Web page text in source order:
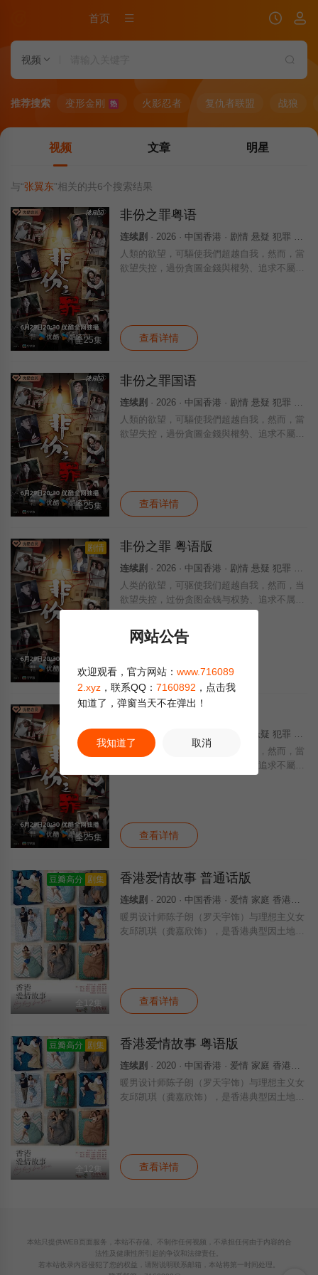
首页
视频
推荐搜索 变形金刚 热 火影忍者 复仇者联盟 战狼
视频 文章 明星
与“张翼东”相关的共6个搜索结果
全25集
非份之罪粤语
连续剧 · 2026 · 中国香港 · 剧情 悬疑 犯罪 香港
人類的欲望，可驅使我們超越自我，然而，當
欲望失控，過份貪圖金錢與權勢、追求不屬於
括
查看详情
全25集
非份之罪国语
连续剧 · 2026 · 中国香港 · 剧情 悬疑 犯罪 香港
人類的欲望，可驅使我們超越自我，然而，當
欲望失控，過份貪圖金錢與權勢、追求不屬於
括
查看详情
剧情
全25集
非份之罪 粤语版
连续剧 · 2026 · 中国香港 · 剧情 悬疑 犯罪 香港
人类的欲望，可驱使我们超越自我，然而，当
欲望失控，过份贪图金钱与权势、追求不属于
自己的爱，非份之想被无限放大，一不经意，
便陷入道德矛盾的深渊，犯下种种「非份之
罪」……新界东重案组接连调查几宗案件，包
查看详情
全25集
非份之罪 国语版
连续剧· 2026 · 中国大陆 · 剧情 悬疑 犯罪 国产
人類的欲望，可驅使我們超越自我，然而，當
欲望失控，過份貪圖金錢與權勢、追求不屬於
括
查看详情
豆瓣高分 剧集
全12集
香港爱情故事 普通话版
连续剧 · 2020 · 中国香港 · 爱情 家庭 香港剧 港澳 香港
暖男设计师陈子朗（罗天宇饰）与理想主义女
友邱凯琪（龚嘉欣饰），是香港典型因土地问
查看详情
豆瓣高分 剧集
全12集
香港爱情故事 粤语版
连续剧 · 2020 · 中国香港 · 爱情 家庭 香港剧 港澳 香港
暖男设计师陈子朗（罗天宇饰）与理想主义女
友邱凯琪（龚嘉欣饰），是香港典型因土地问
查看详情
本站只提供WEB页面服务，本站不存储、不制作任何视频，不承担任何由于内容的合
法性及健康性所引起的争议和法律责任。
若本站收录内容侵犯了您的权益，请附说明联系邮箱，本站将第一时间处理。
网站公告
欢迎观看，官方网站： www.716089
2.xyz ，联系QQ： 7160892 ，点击我
知道了，弹窗当天不在弹出！
我知道了 取消